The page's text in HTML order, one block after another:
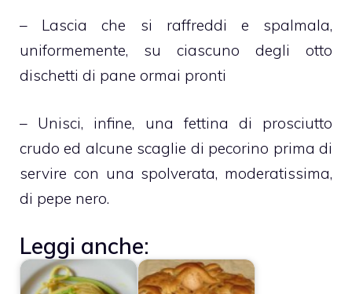
– Lascia che si raffreddi e spalmala,
uniformemente, su ciascuno degli otto
dischetti di pane ormai pronti
– Unisci, infine, una fettina di prosciutto
crudo ed alcune scaglie di pecorino prima di
servire con una spolverata, moderatissima,
di pepe nero.
Leggi anche: